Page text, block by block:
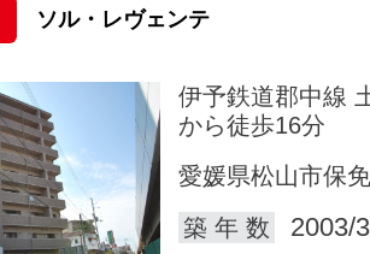
ソル・レヴェンテ
伊予鉄道郡中線
から徒歩16分
愛媛県松山市保
築 年 数
2003/